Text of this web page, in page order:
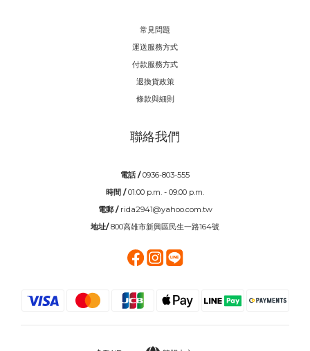
常見問題
運送服務方式
付款服務方式
退換貨政策
條款與細則
聯絡我們
電話 /0936-803-555
時間 /01:00 p.m. - 09:00 p.m.
電郵 / rida2941@yahoo.com.tw
地址/800高雄市新興區民生一路164號